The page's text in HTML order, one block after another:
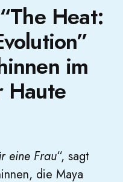
Heat:
im
Haute
eine Frau“, sagt
die Maya